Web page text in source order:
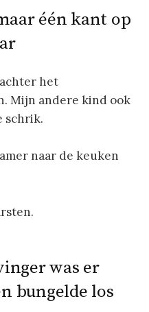
één kant op
het
Mijn andere kind ook
schrik.
naar de keuken
was er
bungelde los